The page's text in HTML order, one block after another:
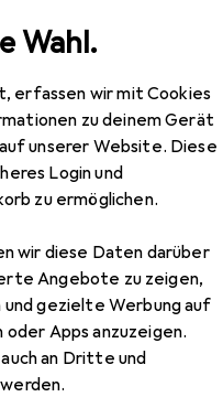
Wahl.
erfassen wir mit Cookies
zu deinem Gerät
unserer Website. Diese
Login und
zu ermöglichen.
wir diese Daten darüber
Angebote zu zeigen,
gezielte Werbung auf
Apps anzuzeigen.
an Dritte und
CC Perfecting
EUR
558,85/1l
Revolution PRO CC